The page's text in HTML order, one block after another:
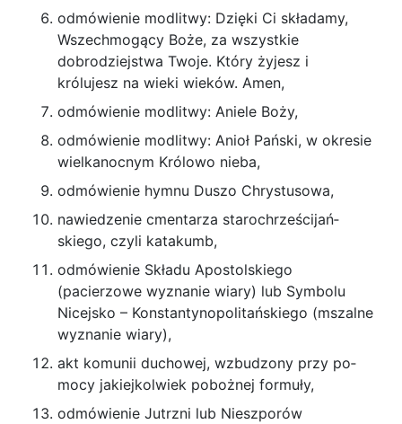
odmówienie modlitwy: Dzięki Ci składamy,
Wszechmogący Boże, za wszystkie
dobrodziej­stwa Twoje. Który żyjesz i
królujesz na wieki wie­ków. Amen,
odmówienie modlitwy: Aniele Boży,
odmówienie modlitwy: Anioł Pański, w okresie
wielkanocnym Królowo nieba,
odmówienie hymnu Duszo Chrystusowa,
nawiedzenie cmentarza starochrześcijań­
skiego, czyli katakumb,
odmówienie Składu Apostolskiego
(pacierzowe wyznanie wiary) lub Symbolu
Nicejsko – Konstan­tynopolitańskiego (mszalne
wyznanie wiary),
akt komunii duchowej, wzbudzony przy po­
mocy jakiejkolwiek pobożnej formuły,
odmówienie Jutrzni lub Nieszporów